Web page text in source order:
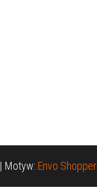
| Motyw: Envo Shopper